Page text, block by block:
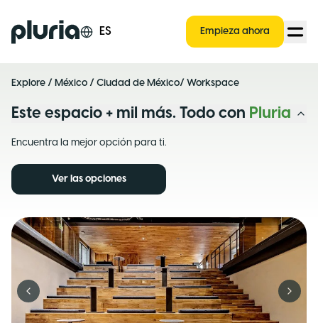
Logo Pluria ES Empieza ahora
Explore / México / Ciudad de México/ Workspace
Este espacio + mil más. Todo con Pluria
Encuentra la mejor opción para ti.
Ver las opciones
Previous slide Next